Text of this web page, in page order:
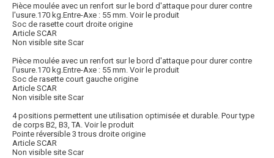
Pièce moulée avec un renfort sur le bord d'attaque pour durer contre
l'usure.170 kg.Entre-Axe : 55 mm. Voir le produit
Soc de rasette court droite origine
Article SCAR
Non visible site Scar
Pièce moulée avec un renfort sur le bord d'attaque pour durer contre
l'usure.170 kg.Entre-Axe : 55 mm. Voir le produit
Soc de rasette court gauche origine
Article SCAR
Non visible site Scar
4 positions permettent une utilisation optimisée et durable. Pour type
de corps B2, B3, TA. Voir le produit
Pointe réversible 3 trous droite origine
Article SCAR
Non visible site Scar